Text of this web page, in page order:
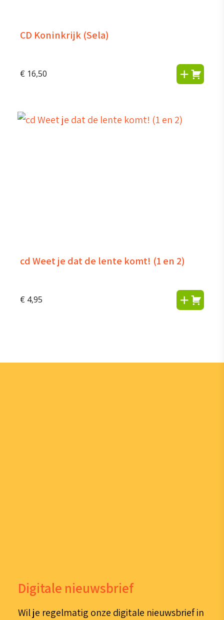
CD Koninkrijk (Sela)
€ 16,50
cd Weet je dat de lente komt! (1 en 2)
€ 4,95
Digitale nieuwsbrief
Wil je regelmatig onze digitale nieuwsbrief in